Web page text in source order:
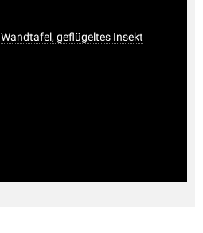
Wandtafel, geflügeltes Insekt